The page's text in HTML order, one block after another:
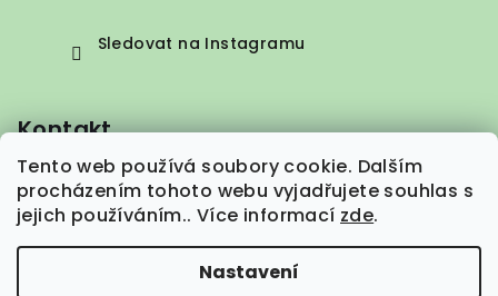
Tento web používá soubory cookie. Dalším
procházením tohoto webu vyjadřujete souhlas s
jejich používáním.. Více informací zde.
Nastavení
Sledovat na Instagramu
Kontakt
@ vepez.cz
+420 776 664 373